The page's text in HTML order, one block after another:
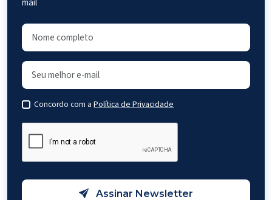
Concordo com aPolítica de Privacidade
Assinar Newsletter